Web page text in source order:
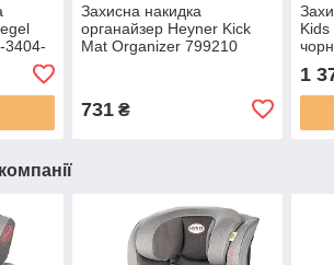
3404-
Захисна накидка
органайзер Heyner Kick
Mat Organizer 799210
731₴
1